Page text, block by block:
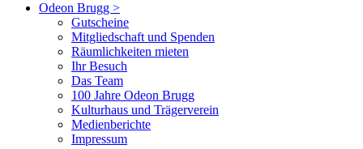
Odeon Brugg >
Gutscheine
Mitgliedschaft und Spenden
Räumlichkeiten mieten
Ihr Besuch
Das Team
100 Jahre Odeon Brugg
Kulturhaus und Trägerverein
Medienberichte
Impressum